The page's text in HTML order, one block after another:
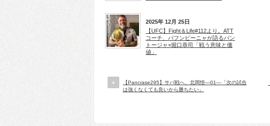
2025年 12月 25日
【UFC】Fight＆Life#112より。ATT
コーチ、パフンピーニャが語るパン
トージャ×堀口恭司「戦う意味と価
値」
【Pancrase295】サパ戦へ、北岡悟―01―「次の試合
は強くなくても良いから勝ちたい」